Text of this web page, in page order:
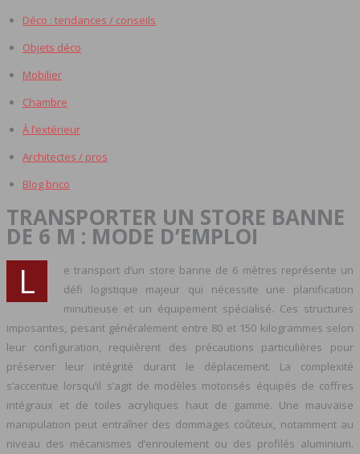
Déco : tendances / conseils
Objets déco
Mobilier
Chambre
À l’extérieur
Architectes / pros
Blog brico
TRANSPORTER UN STORE BANNE
DE 6 M : MODE D’EMPLOI
L
e transport d’un store banne de 6 mètres représente un
défi logistique majeur qui nécessite une planification
minutieuse et un équipement spécialisé. Ces structures
imposantes, pesant généralement entre 80 et 150 kilogrammes selon
leur configuration, requièrent des précautions particulières pour
préserver leur intégrité durant le déplacement. La complexité
s’accentue lorsqu’il s’agit de modèles motorisés équipés de coffres
intégraux et de toiles acryliques haut de gamme. Une mauvaise
manipulation peut entraîner des dommages coûteux, notamment au
niveau des mécanismes d’enroulement ou des profilés aluminium.